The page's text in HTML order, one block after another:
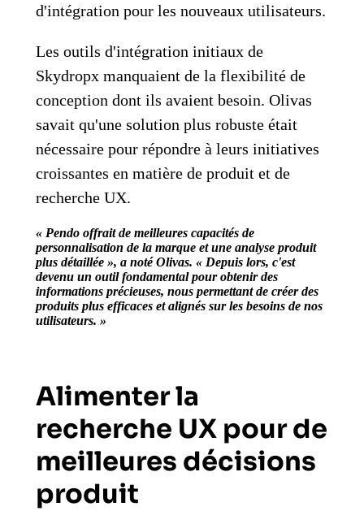
d'intégration pour les nouveaux utilisateurs.
Les outils d'intégration initiaux de
Skydropx manquaient de la flexibilité de
conception dont ils avaient besoin. Olivas
savait qu'une solution plus robuste était
nécessaire pour répondre à leurs initiatives
croissantes en matière de produit et de
recherche UX.
« Pendo offrait de meilleures capacités de
personnalisation de la marque et une analyse produit
plus détaillée », a noté Olivas. « Depuis lors, c'est
devenu un outil fondamental pour obtenir des
informations précieuses, nous permettant de créer des
produits plus efficaces et alignés sur les besoins de nos
utilisateurs. »
Alimenter la
recherche UX pour de
meilleures décisions
produit